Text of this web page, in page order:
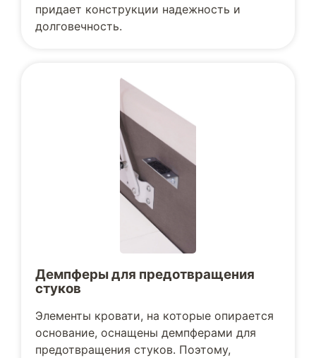
придает конструкции надежность и
долговечность.
Демпферы для предотвращения
стуков
Элементы кровати, на которые опирается
основание, оснащены демпферами для
предотвращения стуков. Поэтому,